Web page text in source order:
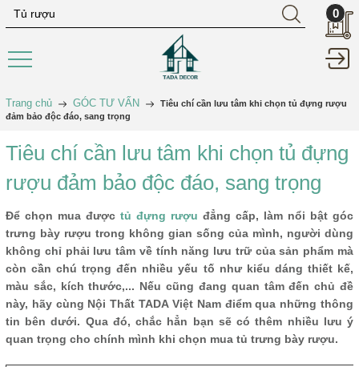
0
Trang chủ GÓC TƯ VẤN
Tiêu chí cần lưu tâm khi chọn tủ đựng rượu
đảm bảo độc đáo, sang trọng
Tiêu chí cần lưu tâm khi chọn tủ đựng
rượu đảm bảo độc đáo, sang trọng
Để chọn mua được tủ đựng rượu đẳng cấp, làm nổi bật góc
trưng bày rượu trong không gian sống của mình, người dùng
không chỉ phải lưu tâm về tính năng lưu trữ của sản phẩm mà
còn cần chú trọng đến nhiều yếu tố như kiểu dáng thiết kế,
màu sắc, kích thước,... Nếu cũng đang quan tâm đến chủ đề
này, hãy cùng Nội Thất TADA Việt Nam điểm qua những thông
tin bên dưới. Qua đó, chắc hẳn bạn sẽ có thêm nhiều lưu ý
quan trọng cho chính mình khi chọn mua tủ trưng bày rượu.